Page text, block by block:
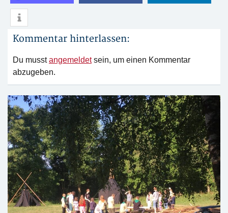
Kommentar hinterlassen:
Du musstangemeldetsein, um einen Kommentar
abzugeben.